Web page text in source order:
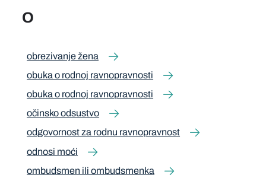
O
obrezivanje žena
obuka o rodnoj ravnopravnosti
obuka o rodnoj ravnopravnosti
očinsko odsustvo
odgovornost za rodnu ravnopravnost
odnosi moći
ombudsmen ili ombudsmenka